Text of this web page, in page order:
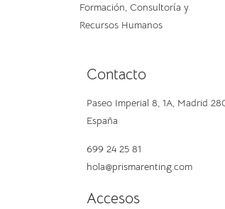
Formación, Consultoría y
Recursos Humanos
Contacto
Paseo Imperial 8, 1A, Madrid
España
699 24 25 81
hola@prismarenting.com
Accesos